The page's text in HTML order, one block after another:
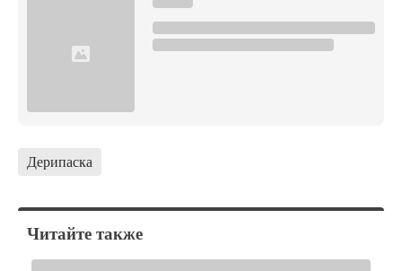
Дерипаска
Читайте также